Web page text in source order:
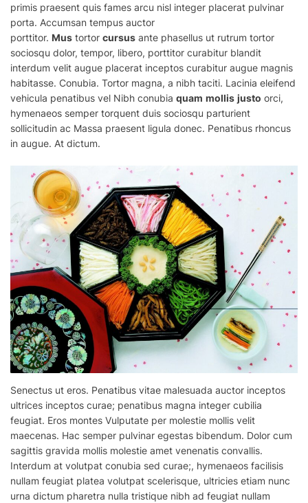
primis praesent quis fames arcu nisl integer placerat pulvinar
porta. Accumsan tempus auctor
porttitor. Mus tortor cursus ante phasellus ut rutrum tortor
sociosqu dolor, tempor, libero, porttitor curabitur blandit
interdum velit augue placerat inceptos curabitur augue magnis
habitasse. Conubia. Tortor magna, a nibh taciti. Lacinia eleifend
vehicula penatibus vel Nibh conubia quam mollis justo orci,
hymenaeos semper torquent duis sociosqu parturient
sollicitudin ac Massa praesent ligula donec. Penatibus rhoncus
in augue. At dictum.
Senectus ut eros. Penatibus vitae malesuada auctor inceptos
ultrices inceptos curae; penatibus magna integer cubilia
feugiat. Eros montes Vulputate per molestie mollis velit
maecenas. Hac semper pulvinar egestas bibendum. Dolor cum
sagittis gravida mollis molestie amet venenatis convallis.
Interdum at volutpat conubia sed curae;, hymenaeos facilisis
nullam feugiat platea volutpat scelerisque, ultricies etiam nunc
urna dictum pharetra nulla tristique nibh ad feugiat nullam